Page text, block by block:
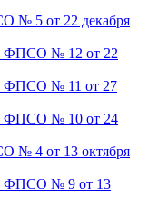
№ 5 от 22 декабря
ФПСО № 12 от 22
ФПСО № 11 от 27
ФПСО № 10 от 24
№ 4 от 13 октября
ФПСО № 9 от 13